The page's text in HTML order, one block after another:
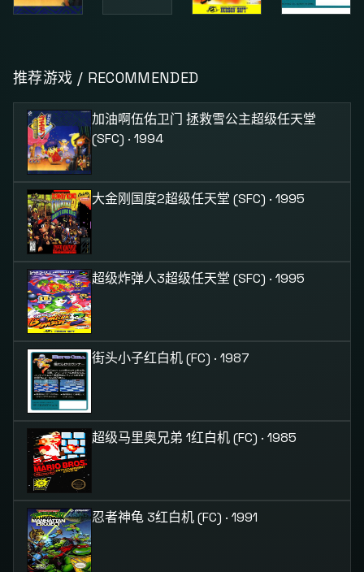
超级任
天堂
(SFC)1994
天堂
(SFC)1995
(FC)1987
推荐游戏 / RECOMMENDED
加油啊伍佑卫门 拯救雪公主超级任天堂
(SFC) · 1994
大金刚国度2超级任天堂 (SFC) · 1995
超级炸弹人3超级任天堂 (SFC) · 1995
街头小子红白机 (FC) · 1987
超级马里奥兄弟 1红白机 (FC) · 1985
忍者神龟 3红白机 (FC) · 1991